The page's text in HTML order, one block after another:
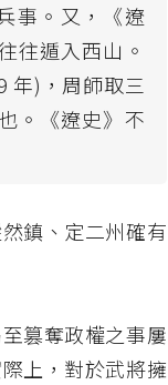
事。又，《遼
往遁入西山。
年)，周師取三
。《遼史》不
鎮、定二州確有
篡奪政權之事屢
上，對於武將擁